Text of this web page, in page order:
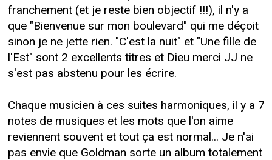
franchement (et je reste bien objectif !!!), il n'y a
que "Bienvenue sur mon boulevard" qui me déçoit
sinon je ne jette rien. "C'est la nuit" et "Une fille de
l'Est" sont 2 excellents titres et Dieu merci JJ ne
s'est pas abstenu pour les écrire.
Chaque musicien à ces suites harmoniques, il y a 7
notes de musiques et les mots que l'on aime
reviennent souvent et tout ça est normal... Je n'ai
pas envie que Goldman sorte un album totalement